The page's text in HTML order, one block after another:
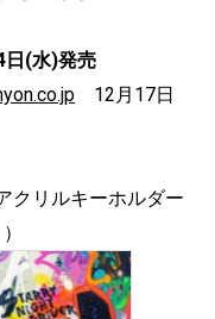
(水)発売
12月17日
クリルキーホルダー